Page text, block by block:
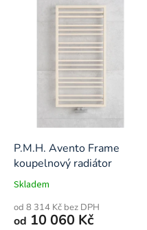
P.M.H. Avento Frame
koupelnový radiátor
Skladem
od 8 314 Kč bez DPH
od 10 060 Kč